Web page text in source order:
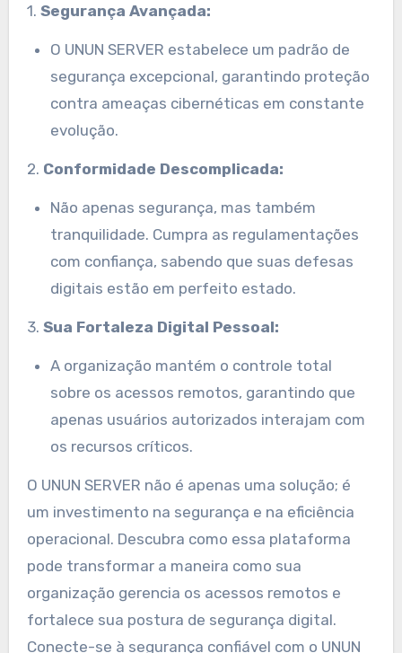
1. Segurança Avançada:
O UNUN SERVER estabelece um padrão de
segurança excepcional, garantindo proteção
contra ameaças cibernéticas em constante
evolução.
2. Conformidade Descomplicada:
Não apenas segurança, mas também
tranquilidade. Cumpra as regulamentações
com confiança, sabendo que suas defesas
digitais estão em perfeito estado.
3. Sua Fortaleza Digital Pessoal:
A organização mantém o controle total
sobre os acessos remotos, garantindo que
apenas usuários autorizados interajam com
os recursos críticos.
O UNUN SERVER não é apenas uma solução; é
um investimento na segurança e na eficiência
operacional. Descubra como essa plataforma
pode transformar a maneira como sua
organização gerencia os acessos remotos e
fortalece sua postura de segurança digital.
Conecte-se à segurança confiável com o UNUN